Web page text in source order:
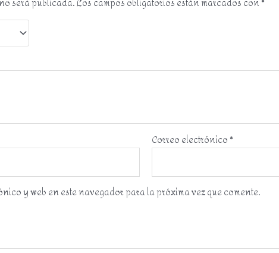
será publicada.Los campos obligatorios están marcados con*
Correo electrónico*
y web en este navegador para la próxima vez que comente.